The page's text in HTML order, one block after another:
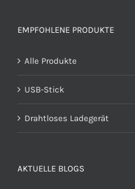
EMPFOHLENE PRODUKTE
Alle Produkte
USB-Stick
Drahtloses Ladegerät
AKTUELLE BLOGS